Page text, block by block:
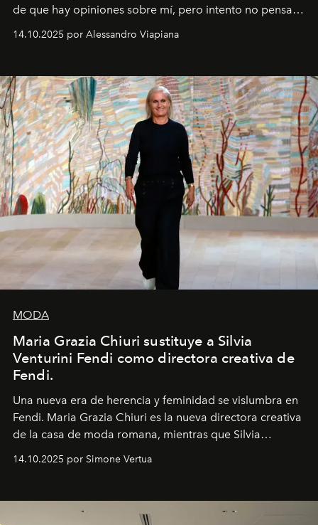
de que hay opiniones sobre mí, pero intento no pensar
pérdida de tiempo", afirma.
14.10.2025 por Alessandro Viapiana
MODA
Maria Grazia Chiuri sustituye a Silvia
Venturini Fendi como directora creativa de
Fendi.
Una nueva era de herencia y feminidad se vislumbra en
Fendi. Maria Grazia Chiuri es la nueva directora creativa
de la casa de moda romana, mientras que Silvia
14.10.2025 por Simone Vertua